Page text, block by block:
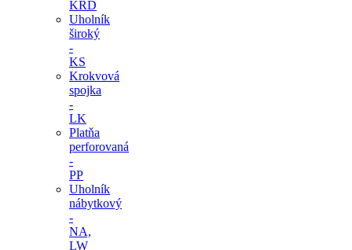
KRD
Uholník
široký
-
KS
Krokvová
spojka
-
LK
Platňa
perforovaná
-
PP
Uholník
nábytkový
-
NA,
LW